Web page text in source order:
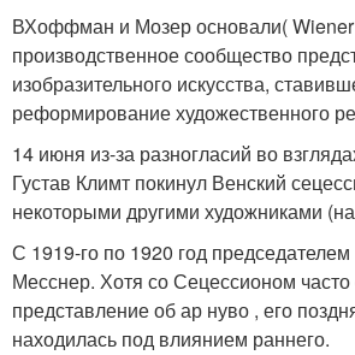
ВХоффман и Мозер основали(
производственное сообщество
изобразительного искусства,
реформирование художественного
14 июня из-за разногласий во
Густав Климт покинул Венский
некоторыми другими художниками
С 1919-го по 1920 год
Месснер. Хотя со Сецессионом
представление об ар нуво , его
находилась под влиянием раннего.